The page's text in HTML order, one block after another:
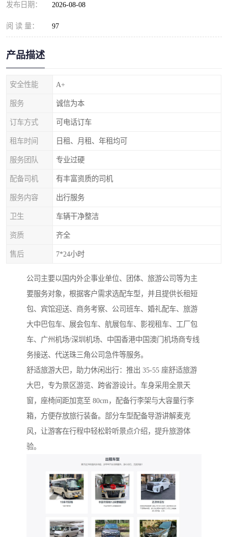
发布日期： 2026-08-08
阅 读 量： 97
产品描述
安全性能 A+
服务 诚信为本
订车方式 可电话订车
租车时间 日租、月租、年租均可
服务团队 专业过硬
配备司机 有丰富资质的司机
服务内容 出行服务
卫生 车辆干净整洁
资质 齐全
售后 7*24小时
公司主要以国内外企事业单位、团体、旅游公司等为主
要服务对象，根据客户需求选配车型，并且提供长租短
包、宾馆迎送、商务考察、公司班车、婚礼配车、旅游
大中巴包车、展会包车、航展包车、影视租车、工厂包
车、广州机场/深圳机场、中国香港中国澳门机场商专线
务接送、代送珠三角公司急件等服务。
舒适旅游大巴，助力休闲出行：推出 35-55 座舒适旅游
大巴，专为景区游览、跨省游设计。车身采用全景天
窗，座椅间距加宽至 80cm，配备行李架与大容量行李
箱，方便存放旅行装备。部分车型配备导游讲解麦克
风，让游客在行程中轻松聆听景点介绍，提升旅游体
验。